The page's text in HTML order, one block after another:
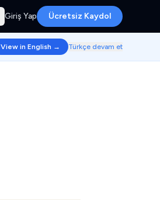
Giriş Yap Ücretsiz Kaydol
View in English → Türkçe devam et